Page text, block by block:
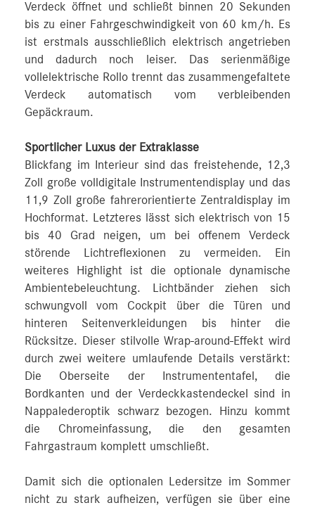
Verdeck öffnet und schließt binnen 20 Sekunden
bis zu einer Fahrgeschwindigkeit von 60 km/h. Es
ist erstmals ausschließlich elektrisch angetrieben
und dadurch noch leiser. Das serienmäßige
vollelektrische Rollo trennt das zusammengefaltete
Verdeck automatisch vom verbleibenden
Gepäckraum.
Sportlicher Luxus der Extraklasse
Blickfang im Interieur sind das freistehende, 12,3
Zoll große volldigitale Instrumentendisplay und das
11,9 Zoll große fahrerorientierte Zentraldisplay im
Hochformat. Letzteres lässt sich elektrisch von 15
bis 40 Grad neigen, um bei offenem Verdeck
störende Lichtreflexionen zu vermeiden. Ein
weiteres Highlight ist die optionale dynamische
Ambientebeleuchtung. Lichtbänder ziehen sich
schwungvoll vom Cockpit über die Türen und
hinteren Seitenverkleidungen bis hinter die
Rücksitze. Dieser stilvolle Wrap-around-Effekt wird
durch zwei weitere umlaufende Details verstärkt:
Die Oberseite der Instrumententafel, die
Bordkanten und der Verdeckkastendeckel sind in
Nappalederoptik schwarz bezogen. Hinzu kommt
die Chromeinfassung, die den gesamten
Fahrgastraum komplett umschließt.
Damit sich die optionalen Ledersitze im Sommer
nicht zu stark aufheizen, verfügen sie über eine